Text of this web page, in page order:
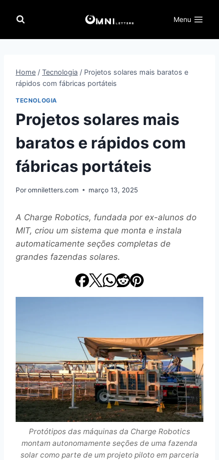
para
Menu
Home / Tecnologia / Projetos solares mais baratos e
rápidos com fábricas portáteis
TECNOLOGIA
Projetos solares mais
baratos e rápidos com
fábricas portáteis
Poromniletters.com março 13, 2025
A Charge Robotics, fundada por ex-alunos do
MIT, criou um sistema que monta e instala
automaticamente seções completas de
grandes fazendas solares.
Protótipos das máquinas da Charge Robotics
montam autonomamente seções de uma fazenda
solar como parte de um projeto piloto em parceria